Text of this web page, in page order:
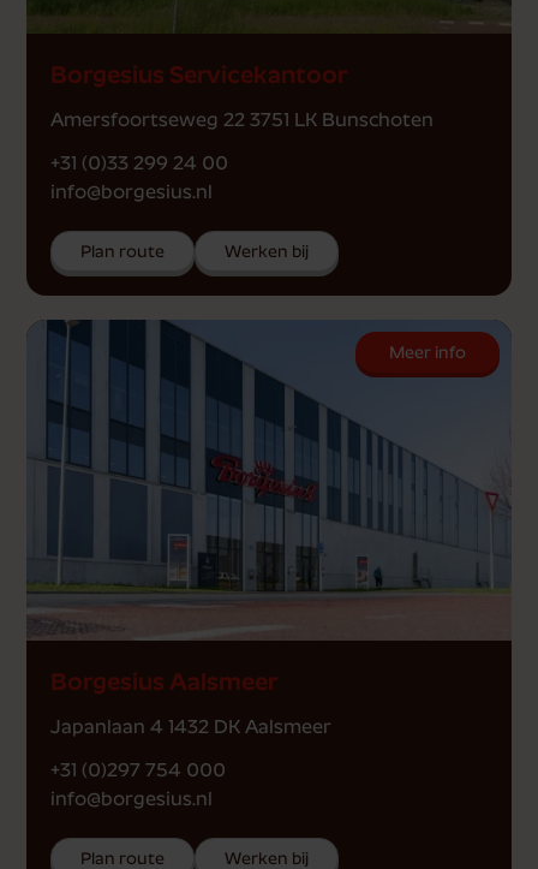
Borgesius Servicekantoor
Amersfoortseweg 22 3751 LK Bunschoten
+31 (0)33 299 24 00
info@borgesius.nl
Plan route Werken bij
Meer info
Borgesius Aalsmeer
Japanlaan 4 1432 DK Aalsmeer
+31 (0)297 754 000
info@borgesius.nl
Plan route Werken bij